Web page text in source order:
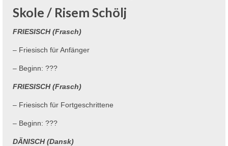
Skole / Risem Schölj
FRIESISCH (Frasch)
– Friesisch für Anfänger
– Beginn: ???
FRIESISCH (Frasch)
– Friesisch für Fortgeschrittene
– Beginn: ???
DÄNISCH (Dansk)